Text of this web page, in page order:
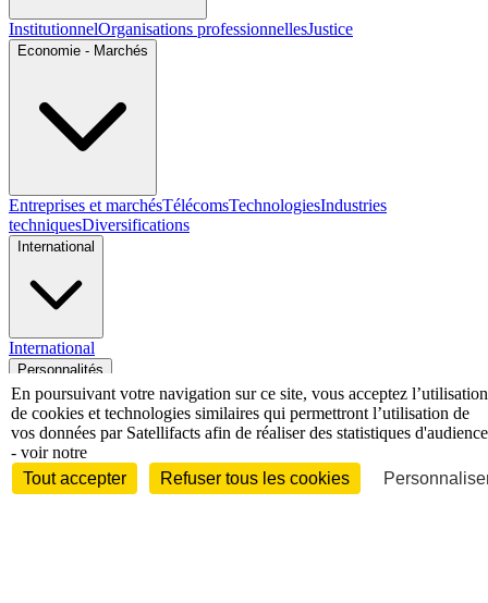
InstitutionnelOrganisations professionnellesJustice
Economie - Marchés
Entreprises et marchésTélécomsTechnologiesIndustries
techniquesDiversifications
International
International
Personnalités
InterviewBiographies
Nominations /
mouvementsDistinctionsDisparitionsVerbatimAu fil des (e)X
En poursuivant votre navigation sur ce site, vous acceptez l’utilisation
de cookies et technologies similaires qui permettront l’utilisation de
vos données par Satellifacts afin de réaliser des statistiques d'audience
- voir notre
Tout accepter
Refuser tous les cookies